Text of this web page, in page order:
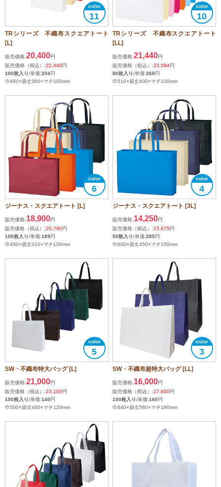
11
TRシリーズ 不織布スクエアトート
[L]
販売価格:20,400円
販売価格（税込）:22,440円
100枚入り/単価:204円
巾460×袋丈360×マチ100mm
10
TRシリーズ 不織布スクエアトート
[LL]
販売価格:21,440円
販売価格（税込）:23,584円
80枚入り/単価:268円
巾510×袋丈400×マチ100mm
6
ジーナス・スクエアトート [L]
販売価格:18,900円
販売価格（税込）:20,790円
100枚入り/単価:189円
巾450×袋丈310×マチ100mm
4
ジーナス・スクエアトート [3L]
販売価格:14,250円
販売価格（税込）:15,675円
50枚入り/単価:285円
巾600×袋丈450×マチ150mm
5
SW・不織布特大バッグ [L]
販売価格:21,000円
販売価格（税込）:23,100円
150枚入り/単価:140円
巾500×袋丈460×マチ120mm
3
SW・不織布超特大バッグ [LL]
販売価格:16,000円
販売価格（税込）:17,600円
100枚入り/単価:160円
巾640×袋丈560×マチ180mm